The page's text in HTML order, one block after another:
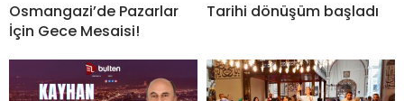
Osmangazi’de Pazarlar
İçin Gece Mesaisi!
Tarihi dönüşüm başladı